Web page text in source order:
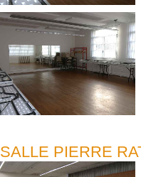
SALLE PIERRE